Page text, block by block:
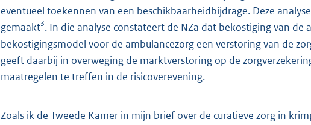
eventueel toekennen van een beschikbaarheidbijdrage. Deze
gemaakt3. In die analyse constateert de NZa dat bekostiging van
bekostigingsmodel voor de ambulancezorg een verstoring van de
geeft daarbij in overweging de marktverstoring op de
maatregelen te treffen in de risicoverevening.
Zoals ik de Tweede Kamer in mijn brief over de curatieve zorg in